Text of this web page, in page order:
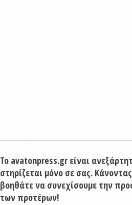
Το avatonpress.gr είναι
στηρίζεται μόνο σε σας.
βοηθάτε να συνεχίσουμε την
των προτέρων!